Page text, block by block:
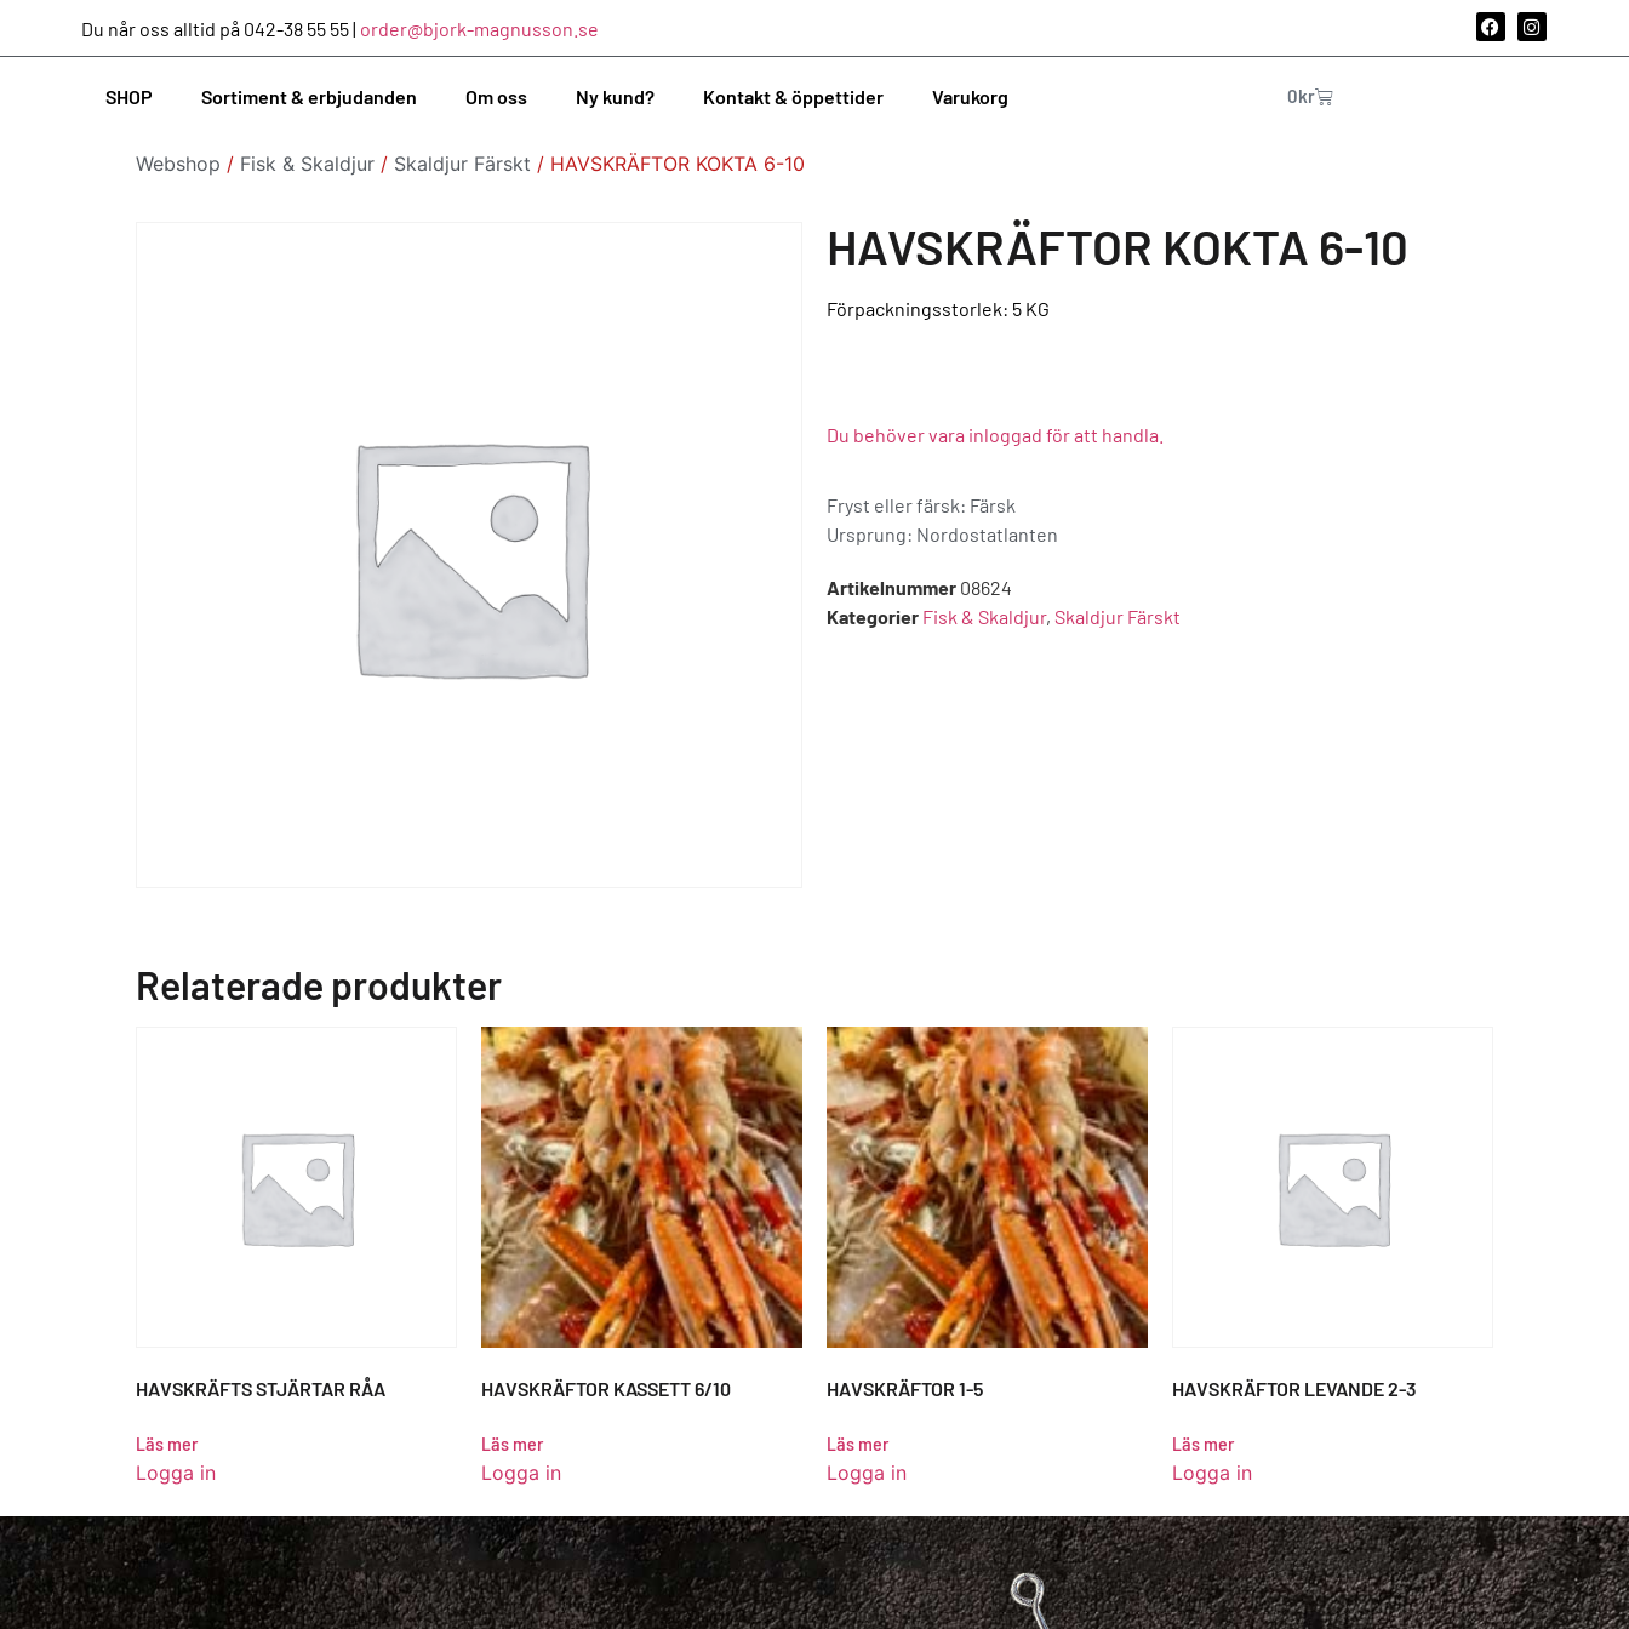
Du når oss alltid på 042-38 55 55 | order@bjork-magnusson.se
SHOP Sortiment & erbjudanden Om oss Ny kund? Kontakt & öppettider Varukorg 0kr
Webshop / Fisk & Skaldjur / Skaldjur Färskt / HAVSKRÄFTOR KOKTA 6-10
HAVSKRÄFTOR KOKTA 6-10
Förpackningsstorlek: 5 KG
Du behöver vara inloggad för att handla.
Fryst eller färsk: Färsk
Ursprung: Nordostatlanten
Artikelnummer 08624
Kategorier Fisk & Skaldjur, Skaldjur Färskt
Relaterade produkter
HAVSKRÄFTS STJÄRTAR RÅA
Läs mer
Logga in
HAVSKRÄFTOR KASSETT 6/10
Läs mer
Logga in
HAVSKRÄFTOR 1-5
Läs mer
Logga in
HAVSKRÄFTOR LEVANDE 2-3
Läs mer
Logga in